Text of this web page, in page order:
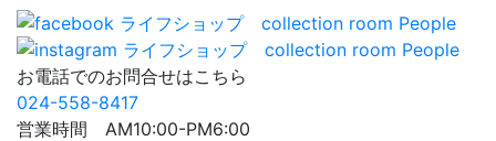
お電話でのお問合せはこちら
024-558-8417
営業時間 AM10:00-PM6:00